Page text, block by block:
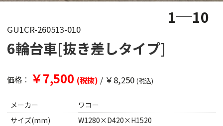
1 10
GU1CR-260513-010
6輪台車[抜き差しタイプ]
価格： ￥7,500 (税抜) / ￥8,250 (税込)
メーカー
ワコー
サイズ(mm)
W1280×D420×H1520